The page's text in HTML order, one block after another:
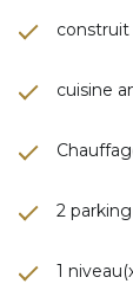
construit
cuisine
2
1